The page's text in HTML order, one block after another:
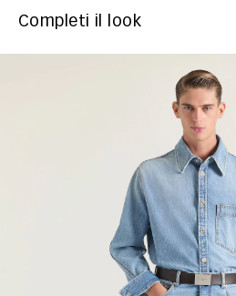
Completi il look